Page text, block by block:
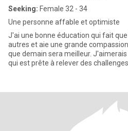
Seeking: Female 32 - 34
Une personne affable et optimiste
J'ai une bonne éducation qui fait
autres et aie une grande
que demain sera meilleur. J'aimerais bâtir un avenir une femme
qui est prête à relever des